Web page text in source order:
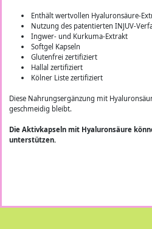
Enthält wertvollen Hyaluronsäure-
Nutzung des patentierten INJUV-
Ingwer- und Kurkuma-Extrakt
Softgel Kapseln
Glutenfrei zertifiziert
Hallal zertifiziert
Kölner Liste zertifiziert
Diese Nahrungsergänzung mit
geschmeidig bleibt.
Die Aktivkapseln mit Hyaluronsäure
unterstützen.